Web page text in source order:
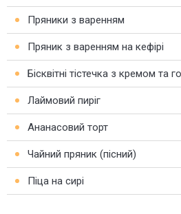
Пряники з варенням
Пряник з варенням на кефірі
Бісквітні тістечка з кремом та
Лаймовий пиріг
Ананасовий торт
Чайний пряник (пісний)
Піца на сирі